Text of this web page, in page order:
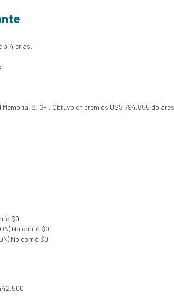
314 crías.
S. G-1. Obtuvo en premios US$ 794.855 dólares.
$0
No corrió $0
No corrió $0